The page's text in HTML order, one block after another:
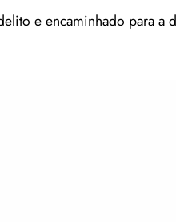
e encaminhado para a